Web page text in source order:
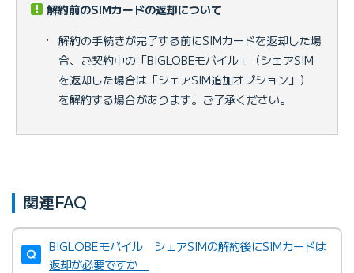
解約前のSIMカードの返却について
・
解約の手続きが完了する前にSIMカードを返却した場
合、ご契約中の「BIGLOBEモバイル」（シェアSIM
を返却した場合は「シェアSIM追加オプション」）
を解約する場合があります。ご了承ください。
関連FAQ
BIGLOBEモバイル シェアSIMの解約後にSIMカードは
返却が必要ですか